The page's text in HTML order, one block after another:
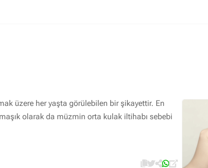
üzere her yaşta görülebilen bir şikayettir. En
olarak da müzmin orta kulak iltihabı sebebi